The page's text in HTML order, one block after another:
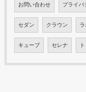
お問い合わせ プライバ
セダン クラウン
キューブ セレナ